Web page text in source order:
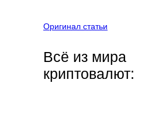
Оригинал статьи
Всё из мира
криптовалют: